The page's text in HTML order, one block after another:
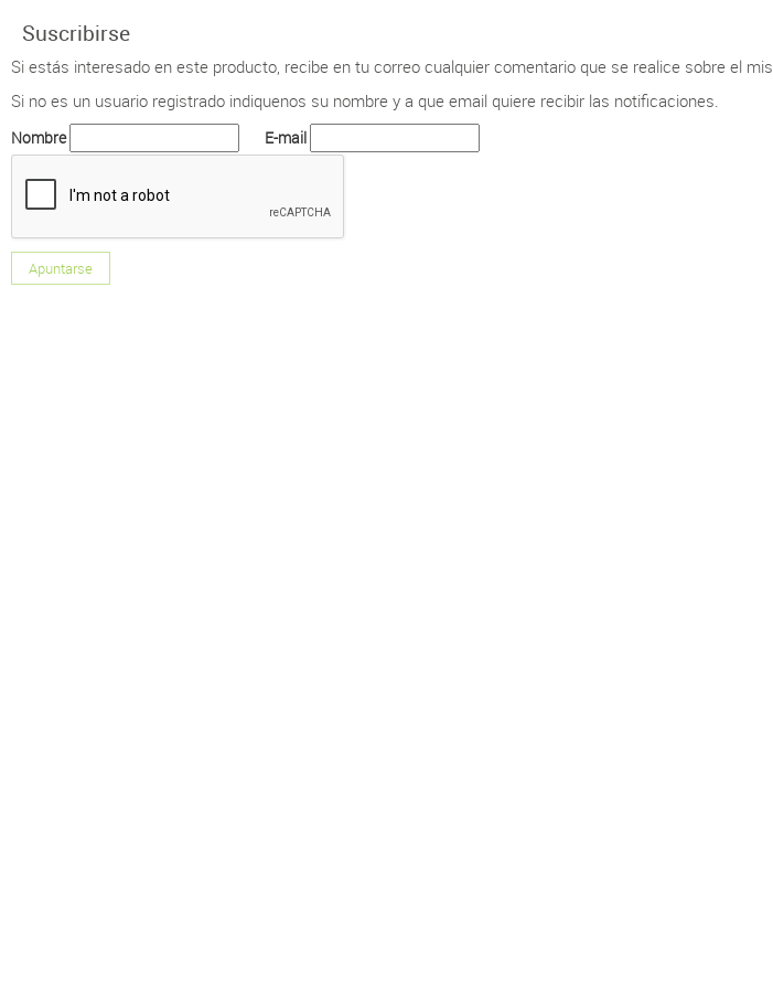
Suscribirse
Si estás interesado en este producto, recibe en tu correo cualquier comentario que se realice sobre el
Si no es un usuario registrado indiquenos su nombre y a que email quiere recibir las notificaciones.
Nombre E-mail